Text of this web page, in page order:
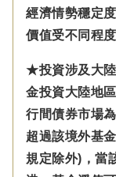
經濟情勢穩定
價值受不同程度
★投資涉及大陸
金投資大陸地
行間債券市場
超過該境外基
規定除外)， 當